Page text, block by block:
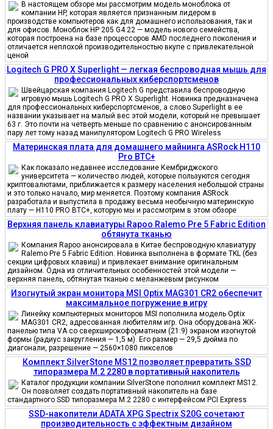
В настоящем обзоре мы рассмотрим модель моноблока от
компании HP, которая является признанным лидером в
производстве компьютеров как для домашнего использования, так и
для офисов. Моноблок HP 205 G4 22 — модель нового семейства,
которая построена на базе процессоров AMD последнего поколения и
отличается неплохой производительностью вкупе с привлекательной
ценой
Logitech G PRO X Superlight — легкая беспроводная мышь для
профессиональных киберспортсменов
Швейцарская компания Logitech G представила беспроводную
игровую мышь Logitech G PRO X Superlight. Новинка предназначена
для профессиональных киберспортсменов, а слово Superlight в ее
названии указывает на малый вес этой модели, который не превышает
63 г. Это почти на четверть меньше по сравнению с анонсированным
пару лет тому назад манипулятором Logitech G PRO Wireless
Материнская плата для домашнего майнинга ASRock H110
Pro BTC+
Как показало недавнее исследование Кембриджского
университета — количество людей, которые пользуются сегодня
криптовалютами, приближается к размеру населения небольшой страны
и это только начало, мир меняется. Поэтому компания ASRock
разработала и выпустила в продажу весьма необычную материнскую
плату — H110 PRO BTC+, которую мы и рассмотрим в этом обзоре
Верхняя панель клавиатуры Rapoo Ralemo Pre 5 Fabric Edition
обтянута тканью
Компания Rapoo анонсировала в Китае беспроводную клавиатуру
Ralemo Pre 5 Fabric Edition. Новинка выполнена в формате TKL (без
секции цифровых клавиш) и привлекает внимание оригинальным
дизайном. Одна из отличительных особенностей этой модели —
верхняя панель, обтянутая тканью с меланжевым рисунком
Изогнутый экран монитора MSI Optix MAG301 CR2 обеспечит
максимальное погружение в игру
Линейку компьютерных мониторов MSI пополнила модель Optix
MAG301 CR2, адресованная любителям игр. Она оборудована ЖК-
панелью типа VA со сверхширокоформатным (21:9) экраном изогнутой
формы (радиус закругления — 1,5 м). Его размер — 29,5 дюйма по
диагонали, разрешение — 2560×1080 пикселов
Комплект SilverStone MS12 позволяет превратить SSD
типоразмера M.2 2280 в портативный накопитель
Каталог продукции компании SilverStone пополнил комплект MS12.
Он позволяет создать портативный накопитель на базе
стандартного SSD типоразмера M.2 2280 с интерфейсом PCI Express
SSD-накопители ADATA XPG Spectrix S20G сочетают
производительность с эффектным дизайном